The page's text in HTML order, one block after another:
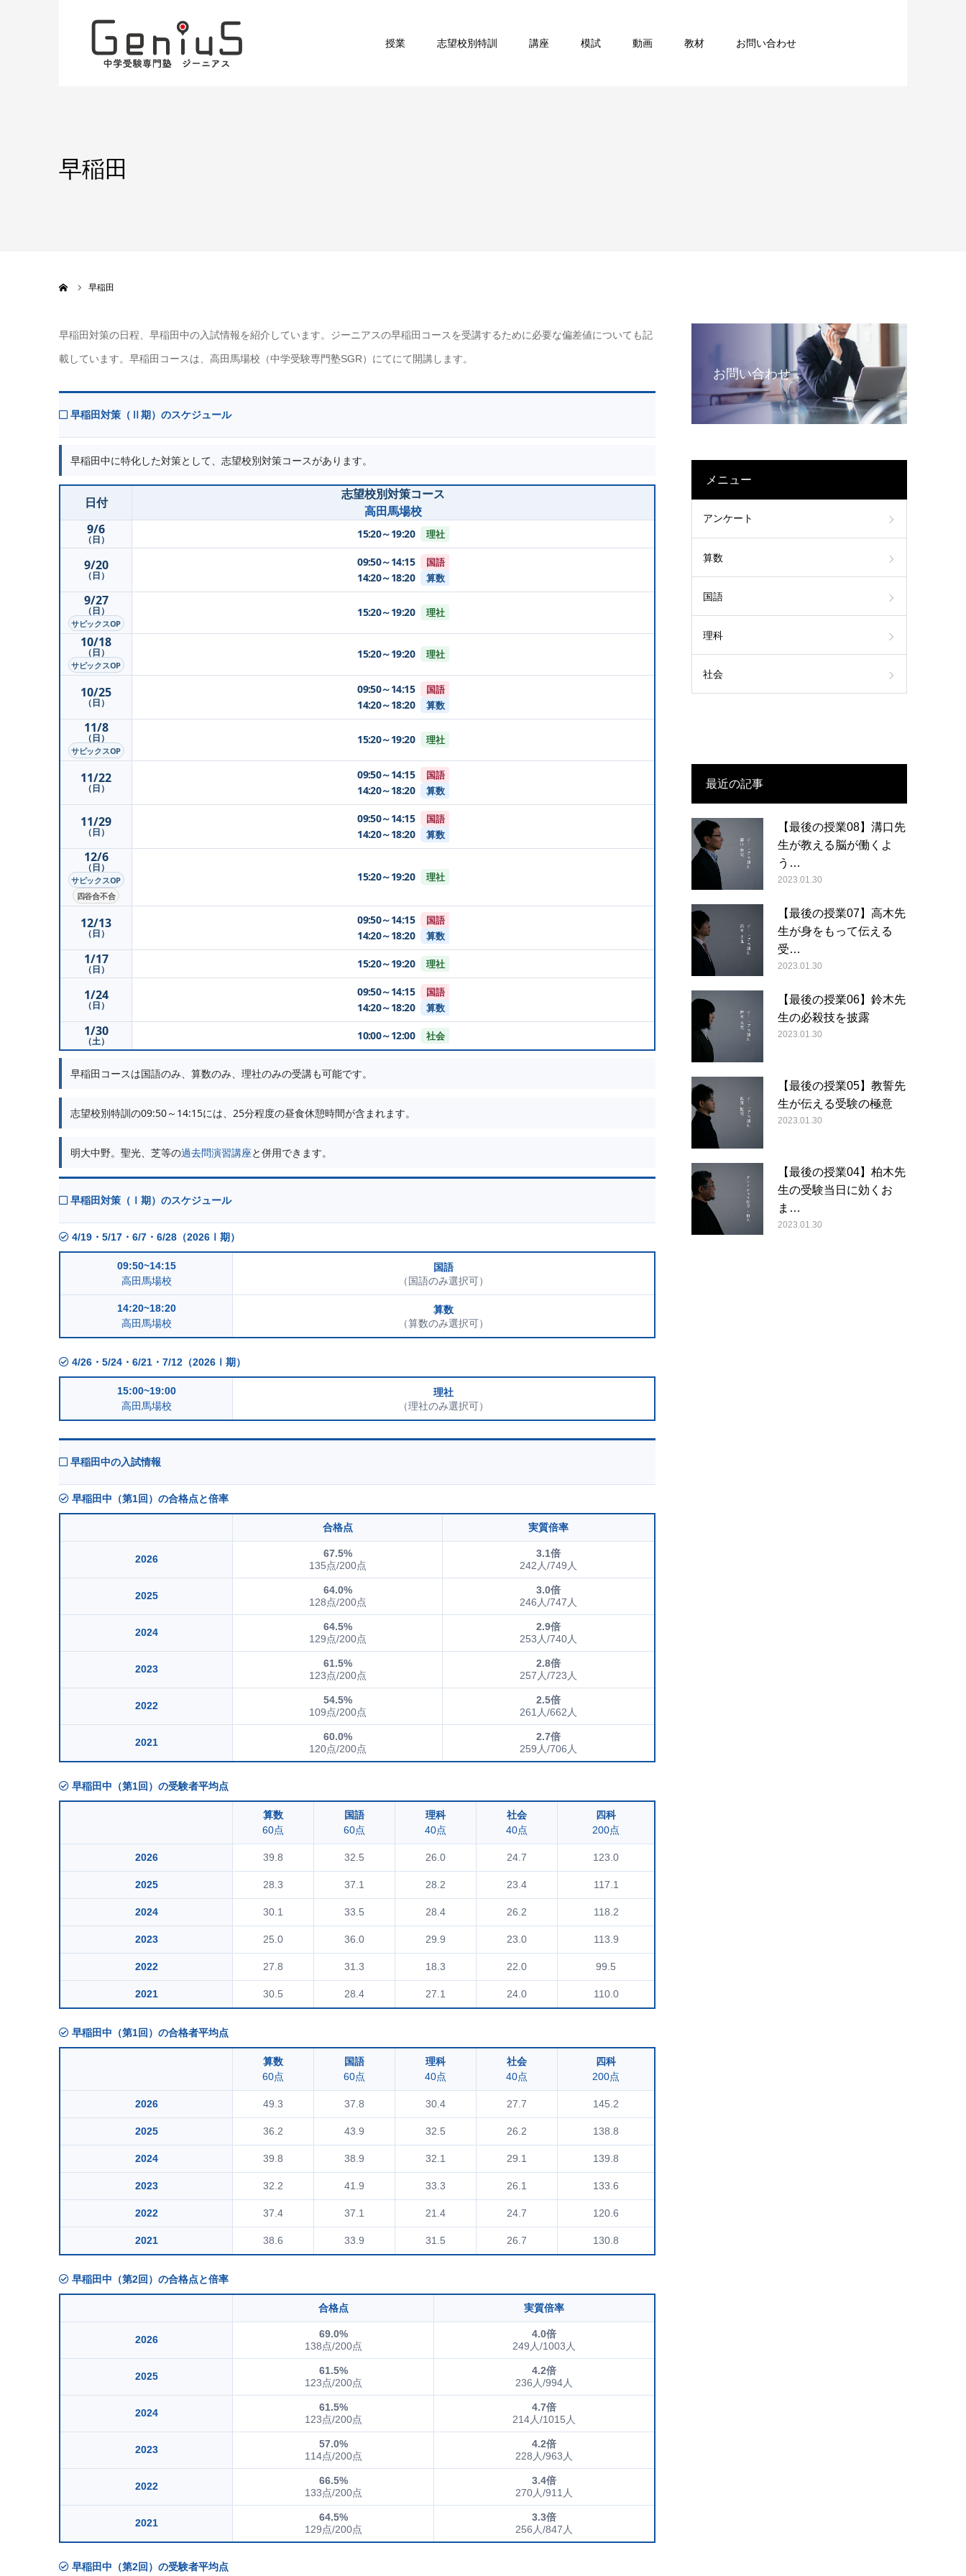
授業 志望校別特訓 講座 模試 動画 教材 お問い合わせ
早稲田
早稲田
早稲田対策の日程、早稲田中の入試情報を紹介しています。ジーニアスの早稲田コースを受講するために必要な偏差値についても記
載しています。早稲田コースは、 高田馬場校（中学受験専門塾SGR） にてにて開講します。
早稲田対策（Ⅱ期）のスケジュール
早稲田中に特化した対策として、 志望校別対策コースがあります。
日付
志望校別対策コース
高田馬場校
9/6
（日） 15:20～19:20 理社
9/20
（日）
09:50～14:15 国語
14:20～18:20 算数
9/27
（日）
サピックスOP
15:20～19:20 理社
10/18
（日）
サピックスOP
15:20～19:20 理社
10/25
（日）
09:50～14:15 国語
14:20～18:20 算数
11/8
（日）
サピックスOP
15:20～19:20 理社
11/22
（日）
09:50～14:15 国語
14:20～18:20 算数
11/29
（日）
09:50～14:15 国語
14:20～18:20 算数
12/6
（日）
サピックスOP
四谷合不合
15:20～19:20 理社
12/13
（日）
09:50～14:15 国語
14:20～18:20 算数
1/17
（日） 15:20～19:20 理社
1/24
（日）
09:50～14:15 国語
14:20～18:20 算数
1/30
（土） 10:00～12:00 社会
早稲田コースは国語のみ、算数のみ、理社のみの受講も可能です。
志望校別特訓の09:50～14:15には、25分程度の昼食休憩時間が含まれます。
明大中野。聖光、芝等の過去問演習講座と併用できます。
早稲田対策（Ⅰ期）のスケジュール
4/19・5/17・6/7・6/28（2026Ⅰ期）
09:50~14:15
高田馬場校
国語
（国語のみ選択可）
14:20~18:20
高田馬場校
算数
（算数のみ選択可）
4/26・5/24・6/21・7/12（2026Ⅰ期）
15:00~19:00
高田馬場校
理社
（理社のみ選択可）
早稲田中の入試情報
早稲田中（第1回）の合格点と倍率
合格点 実質倍率
2026
67.5%
135点/200点
3.1倍
242人/749人
2025
64.0%
128点/200点
3.0倍
246人/747人
2024
64.5%
129点/200点
2.9倍
253人/740人
2023
61.5%
123点/200点
2.8倍
257人/723人
2022
54.5%
109点/200点
2.5倍
261人/662人
2021
60.0%
120点/200点
2.7倍
259人/706人
早稲田中（第1回）の受験者平均点
算数
60点
国語
60点
理科
40点
社会
40点
四科
200点
2026 39.8 32.5 26.0 24.7 123.0
2025 28.3 37.1 28.2 23.4 117.1
2024 30.1 33.5 28.4 26.2 118.2
2023 25.0 36.0 29.9 23.0 113.9
2022 27.8 31.3 18.3 22.0 99.5
2021 30.5 28.4 27.1 24.0 110.0
早稲田中（第1回）の合格者平均点
算数
60点
国語
60点
理科
40点
社会
40点
四科
200点
2026 49.3 37.8 30.4 27.7 145.2
2025 36.2 43.9 32.5 26.2 138.8
2024 39.8 38.9 32.1 29.1 139.8
2023 32.2 41.9 33.3 26.1 133.6
2022 37.4 37.1 21.4 24.7 120.6
2021 38.6 33.9 31.5 26.7 130.8
早稲田中（第2回）の合格点と倍率
合格点 実質倍率
2026
69.0%
138点/200点
4.0倍
249人/1003人
2025
61.5%
123点/200点
4.2倍
236人/994人
2024
61.5%
123点/200点
4.7倍
214人/1015人
2023
57.0%
114点/200点
4.2倍
228人/963人
2022
66.5%
133点/200点
3.4倍
270人/911人
2021
64.5%
129点/200点
3.3倍
256人/847人
早稲田中（第2回）の受験者平均点
お問い合わせ
メニュー
アンケート
算数
国語
理科
社会
最近の記事
【最後の授業08】溝口先
生が教える脳が働くよ
う…
2023.01.30
【最後の授業07】高木先
生が身をもって伝える
受…
2023.01.30
【最後の授業06】鈴木先
生の必殺技を披露
2023.01.30
【最後の授業05】教誓先
生が伝える受験の極意
2023.01.30
【最後の授業04】柏木先
生の受験当日に効くお
ま…
2023.01.30